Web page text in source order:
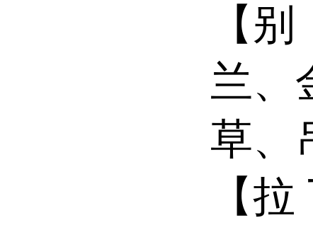
【别
兰、
草、
【拉